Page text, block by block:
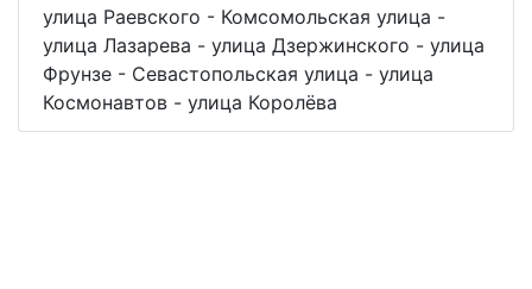
улица Раевского - Комсомольская улица -
улица Лазарева - улица Дзержинского - улица
Фрунзе - Севастопольская улица - улица
Космонавтов - улица Королёва